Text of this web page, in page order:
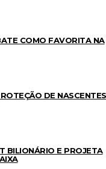
COMO FAVORITA NA
DE NASCENTES
BILIONÁRIO E PROJETA